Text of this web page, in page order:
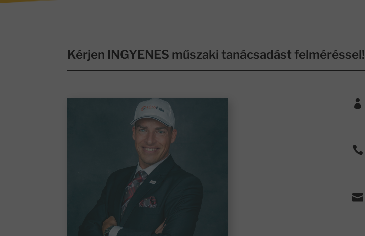
Kérjen INGYENES műszaki tanácsadást felméréssel!


